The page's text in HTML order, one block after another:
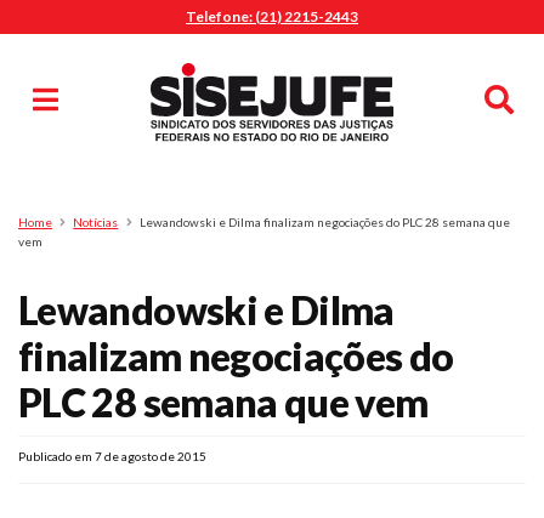
Telefone: (21) 2215-2443
Pesquisa
Home Notícias
Lewandowski e Dilma finalizam negociações do PLC 28 semana que
vem
Lewandowski e Dilma
finalizam negociações do
PLC 28 semana que vem
Publicado em 7 de agosto de 2015
MENU
Sindicalize-se
Jurídico
O Sindicato
Agenda
Casa do Alto
Nossos Convênios